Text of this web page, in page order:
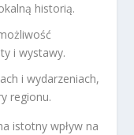
historią.
i wystawy.
i wydarzeniach,
regionu.
istotny wpływ na